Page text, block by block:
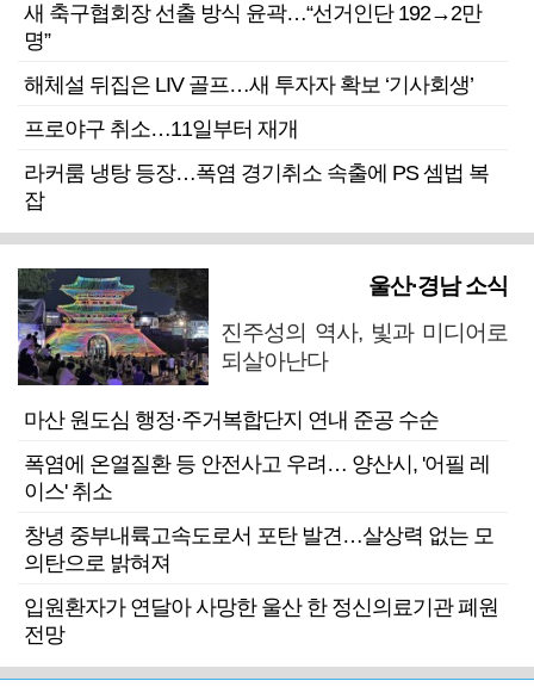
새 축구협회장 선출 방식 윤곽…“선거인단 192→2만
명”
해체설 뒤집은 LIV 골프…새 투자자 확보 ‘기사회생’
프로야구 취소…11일부터 재개
라커룸 냉탕 등장…폭염 경기취소 속출에 PS 셈법 복
잡
울산·경남 소식
진주성의 역사, 빛과 미디어로
되살아난다
마산 원도심 행정·주거복합단지 연내 준공 수순
폭염에 온열질환 등 안전사고 우려… 양산시, '어필 레
이스' 취소
창녕 중부내륙고속도로서 포탄 발견…살상력 없는 모
의탄으로 밝혀져
입원환자가 연달아 사망한 울산 한 정신의료기관 폐원
전망